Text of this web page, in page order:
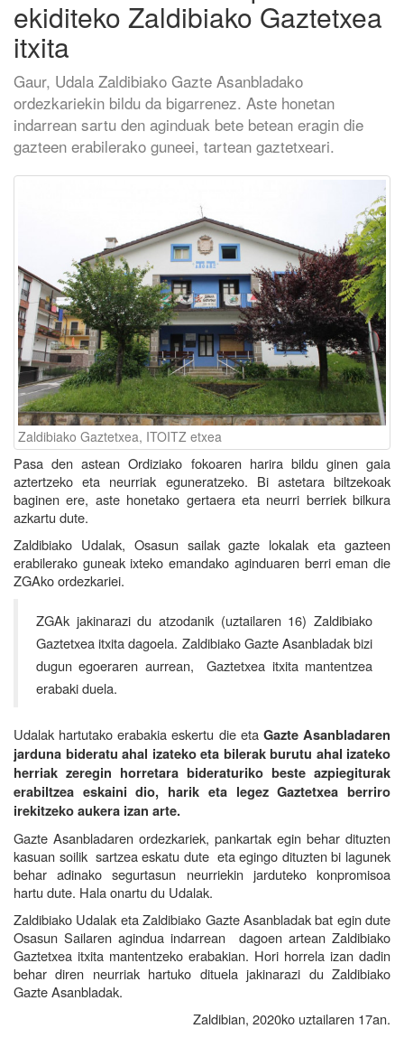
ekiditeko Zaldibiako Gaztetxea
itxita
Gaur, Udala Zaldibiako Gazte Asanbladako
ordezkariekin bildu da bigarrenez. Aste honetan
indarrean sartu den aginduak bete betean eragin die
gazteen erabilerako guneei, tartean gaztetxeari.
Zaldibiako Gaztetxea, ITOITZ etxea
Pasa den astean Ordiziako fokoaren harira bildu ginen gaia
aztertzeko eta neurriak eguneratzeko. Bi astetara biltzekoak
baginen ere, aste honetako gertaera eta neurri berriek bilkura
azkartu dute.
Zaldibiako Udalak, Osasun sailak gazte lokalak eta gazteen
erabilerako guneak ixteko emandako aginduaren berri eman die
ZGAko ordezkariei.
ZGAk jakinarazi du atzodanik (uztailaren 16) Zaldibiako
Gaztetxea itxita dagoela. Zaldibiako Gazte Asanbladak bizi
dugun egoeraren aurrean, Gaztetxea itxita mantentzea
erabaki duela.
Udalak hartutako erabakia eskertu die eta Gazte Asanbladaren
jarduna bideratu ahal izateko eta bilerak burutu ahal izateko
herriak zeregin horretara bideraturiko beste azpiegiturak
erabiltzea eskaini dio, harik eta legez Gaztetxea berriro
irekitzeko aukera izan arte.
Gazte Asanbladaren ordezkariek, pankartak egin behar dituzten
kasuan soilik sartzea eskatu dute eta egingo dituzten bi lagunek
behar adinako segurtasun neurriekin jarduteko konpromisoa
hartu dute. Hala onartu du Udalak.
Zaldibiako Udalak eta Zaldibiako Gazte Asanbladak bat egin dute
Osasun Sailaren agindua indarrean dagoen artean Zaldibiako
Gaztetxea itxita mantentzeko erabakian. Hori horrela izan dadin
behar diren neurriak hartuko dituela jakinarazi du Zaldibiako
Gazte Asanbladak.
Zaldibian, 2020ko uztailaren 17an.